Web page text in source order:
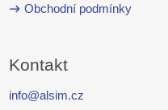
Obchodní podmínky
Kontakt
info@alsim.cz